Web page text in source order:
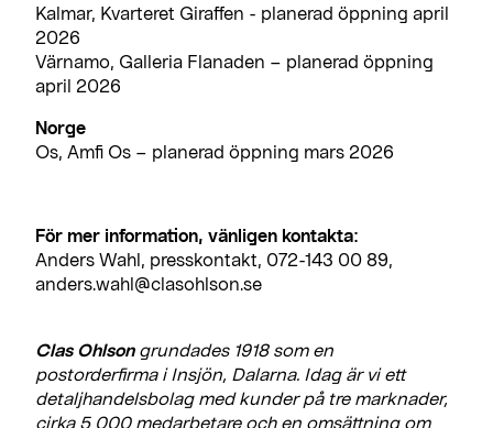
Kalmar, Kvarteret Giraffen - planerad öppning april
2026
Värnamo, Galleria Flanaden – planerad öppning
april 2026
Norge
Os, Amfi Os – planerad öppning mars 2026
För mer information, vänligen kontakta:
Anders Wahl, presskontakt, 072-143 00 89,
anders.wahl@clasohlson.se
Clas Ohlson grundades 1918 som en
postorderfirma i Insjön, Dalarna. Idag är vi ett
detaljhandelsbolag med kunder på tre marknader,
cirka 5 000 medarbetare och en omsättning om